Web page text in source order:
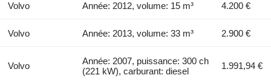
Volvo Année: 2012, volume: 15 m³ 4.200 €
Volvo Année: 2013, volume: 33 m³ 2.900 €
Volvo
Année: 2007, puissance: 300 ch
(221 kW), carburant: diesel
1.991,94 €